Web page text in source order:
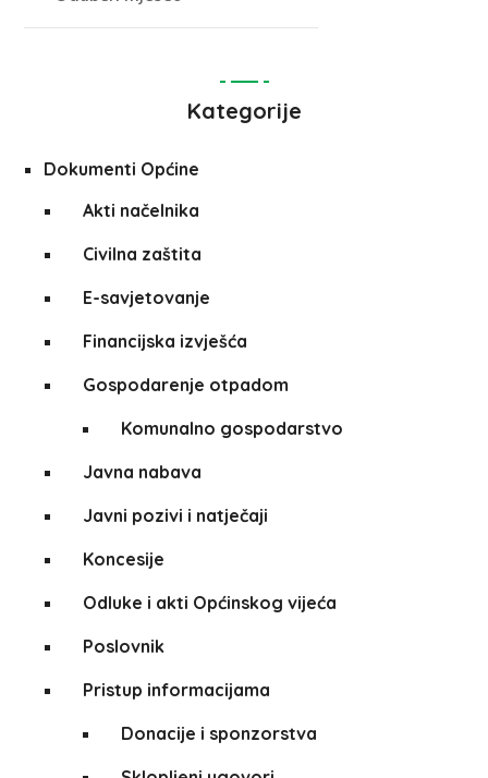
Kategorije
Dokumenti Općine
Akti načelnika
Civilna zaštita
E-savjetovanje
Financijska izvješća
Gospodarenje otpadom
Komunalno gospodarstvo
Javna nabava
Javni pozivi i natječaji
Koncesije
Odluke i akti Općinskog vijeća
Poslovnik
Pristup informacijama
Donacije i sponzorstva